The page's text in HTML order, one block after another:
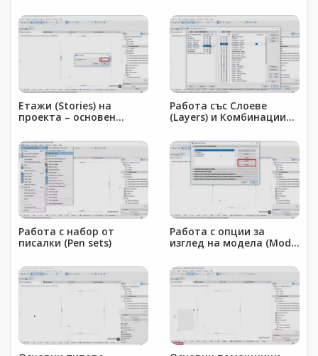
&amp; Publisher Sets
Етажи (Stories) на
проекта – основен
ArchiCAD
Работа със Слоеве
(Layers) и Комбинации
Combinations)
Работа с набор от
писалки (Pen sets)
Работа с опции за
изглед на модела (Model